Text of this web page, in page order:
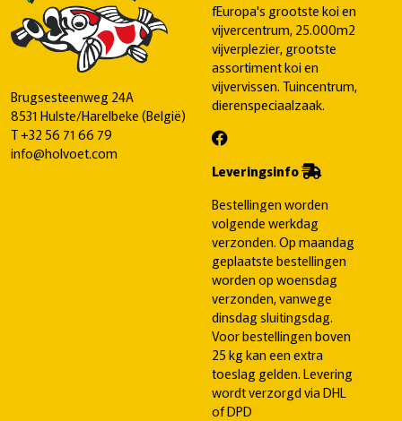
Brugsesteenweg 24A
8531 Hulste/Harelbeke (België)
T+32 56 71 66 79
info@holvoet.com
fEuropa's grootste koi en
vijvercentrum, 25.000m2
vijverplezier, grootste
assortiment koi en
vijvervissen. Tuincentrum,
dierenspeciaalzaak.
Leveringsinfo
Bestellingen worden
volgende werkdag
verzonden. Op maandag
geplaatste bestellingen
worden op woensdag
verzonden, vanwege
dinsdag sluitingsdag.
Voor bestellingen boven
25 kg kan een extra
toeslag gelden. Levering
wordt verzorgd via DHL
of DPD